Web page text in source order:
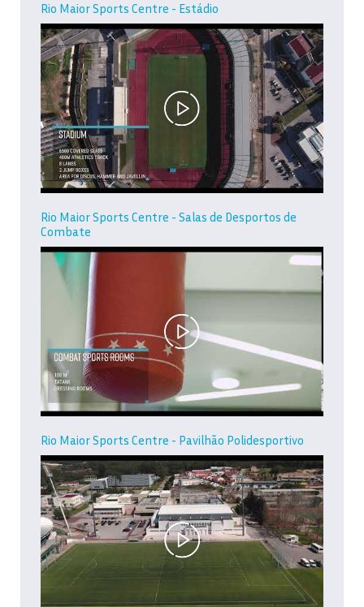
Rio Maior Sports Centre - Estádio
Rio Maior Sports Centre - Salas de Desportos de
Combate
Rio Maior Sports Centre - Pavilhão Polidesportivo